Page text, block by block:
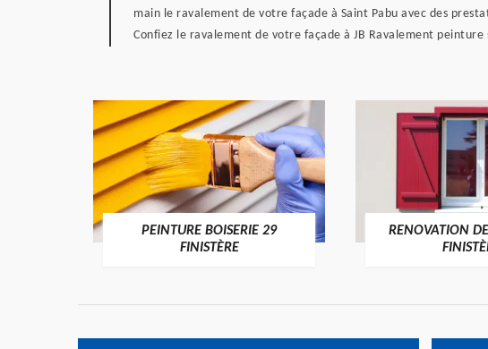
main le ravalement de votre façade à Saint Pabu avec des
Confiez le ravalement de votre façade à JB Ravalement
PEINTURE BOISERIE 29
FINISTÈRE
RENOVATION